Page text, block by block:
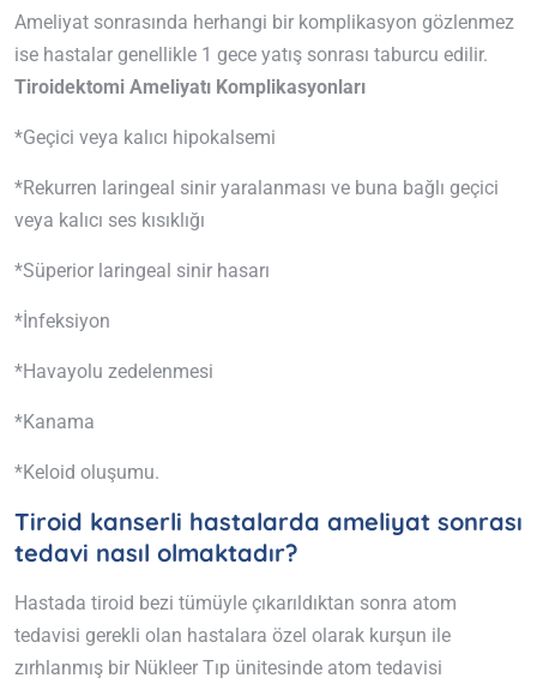
Ameliyat sonrasında herhangi bir komplikasyon gözlenmez
ise hastalar genellikle 1 gece yatış sonrası taburcu edilir.
Tiroidektomi Ameliyatı Komplikasyonları
*Geçici veya kalıcı hipokalsemi
*Rekurren laringeal sinir yaralanması ve buna bağlı geçici
veya kalıcı ses kısıklığı
*Süperior laringeal sinir hasarı
*İnfeksiyon
*Havayolu zedelenmesi
*Kanama
*Keloid oluşumu.
Tiroid kanserli hastalarda ameliyat sonrası
tedavi nasıl olmaktadır?
Hastada tiroid bezi tümüyle çıkarıldıktan sonra atom
tedavisi gerekli olan hastalara özel olarak kurşun ile
zırhlanmış bir Nükleer Tıp ünitesinde atom tedavisi